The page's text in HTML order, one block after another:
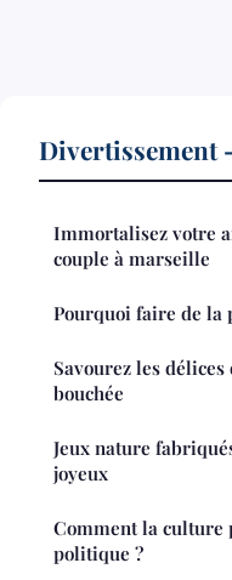
Divertissement
Immortalisez votre
couple à marseille
Pourquoi faire de la
Savourez les
bouchée
Jeux nature
joyeux
Comment la
politique ?